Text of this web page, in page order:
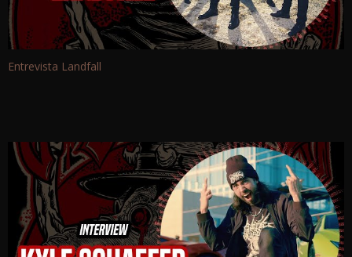
Entrevista Landfall